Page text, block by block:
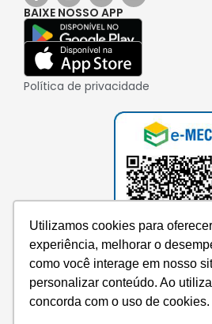
Utilizamos cookies para
experiência, melhorar o
como você interage em nosso
personalizar conteúdo. Ao
concorda com o uso de cookies.
BAIXE NOSSO APP
Política de privacidade
Consulte aqui o cadastro da